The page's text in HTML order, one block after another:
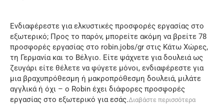
Ενδιαφέρεστε για ελκυστικές προσφορές εργασίας στο
εξωτερικό; Προς το παρόν, μπορείτε ακόμη να βρείτε 78
προσφορές εργασίας στο robin.jobs/gr στις Κάτω Χώρες,
τη Γερμανία και το Βέλγιο. Είτε ψάχνετε για δουλειά ως
ζευγάρι είτε θέλετε να φύγετε μόνοι, ενδιαφέρεστε για
μια βραχυπρόθεσμη ή μακροπρόθεσμη δουλειά, μιλάτε
αγγλικά ή όχι – ο Robin έχει διάφορες προσφορές
εργασίας στο εξωτερικό για εσάς.Διαβάστε περισσότερα